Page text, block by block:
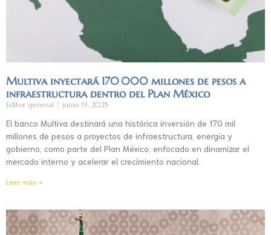
Multiva inyectará 170 000 millones de pesos a
infraestructura dentro del Plan México
Editor general junio 19, 2025
El banco Multiva destinará una histórica inversión de 170 mil
millones de pesos a proyectos de infraestructura, energía y
gobierno, como parte del Plan México, enfocado en dinamizar el
mercado interno y acelerar el crecimiento nacional.
Leer más »